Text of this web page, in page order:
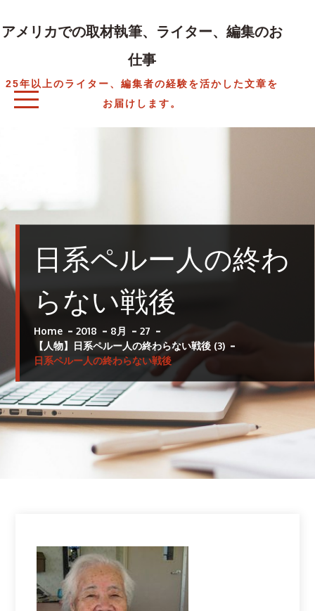
content
アメリカでの取材執筆、ライター、編集のお
仕事
25年以上のライター、編集者の経験を活かした文章を
お届けします。
日系ペルー人の終わ
らない戦後
Home 2018 8月
27
【人物】日系ペルー人の終わらない戦後 (3)
日系ペルー人の終わらない戦後